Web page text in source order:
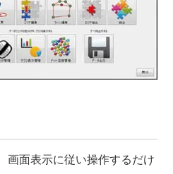
画面表示に従い操作するだけ